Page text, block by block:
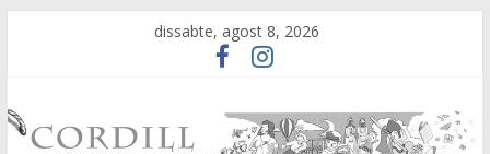
dissabte, agost 8, 2026